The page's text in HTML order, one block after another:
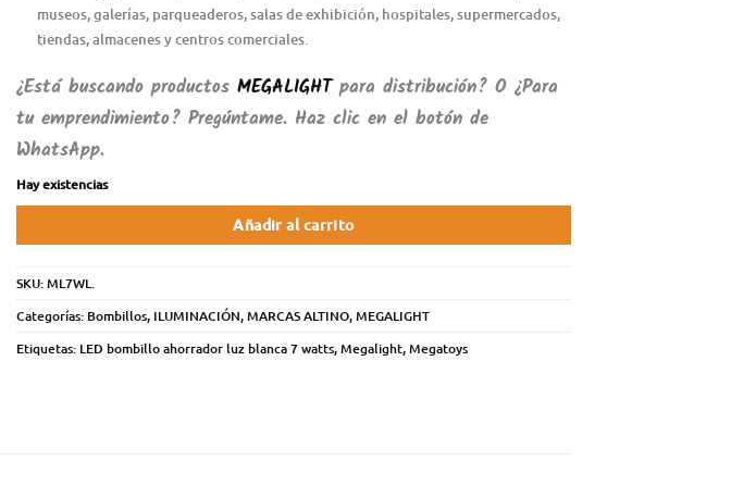
museos, galerías, parqueaderos, salas de exhibición, hospitales, supermercados,
tiendas, almacenes y centros comerciales.
¿Está buscando productos MEGALIGHT para distribución? O ¿Para
tu emprendimiento? Pregúntame. Haz clic en el botón de
WhatsApp.
Hay existencias
Añadir al carrito
SKU:ML7WL.
Categorías: Bombillos, ILUMINACIÓN,MARCAS ALTINO,MEGALIGHT
Etiquetas: LED bombillo ahorrador luz blanca 7 watts,Megalight,Megatoys